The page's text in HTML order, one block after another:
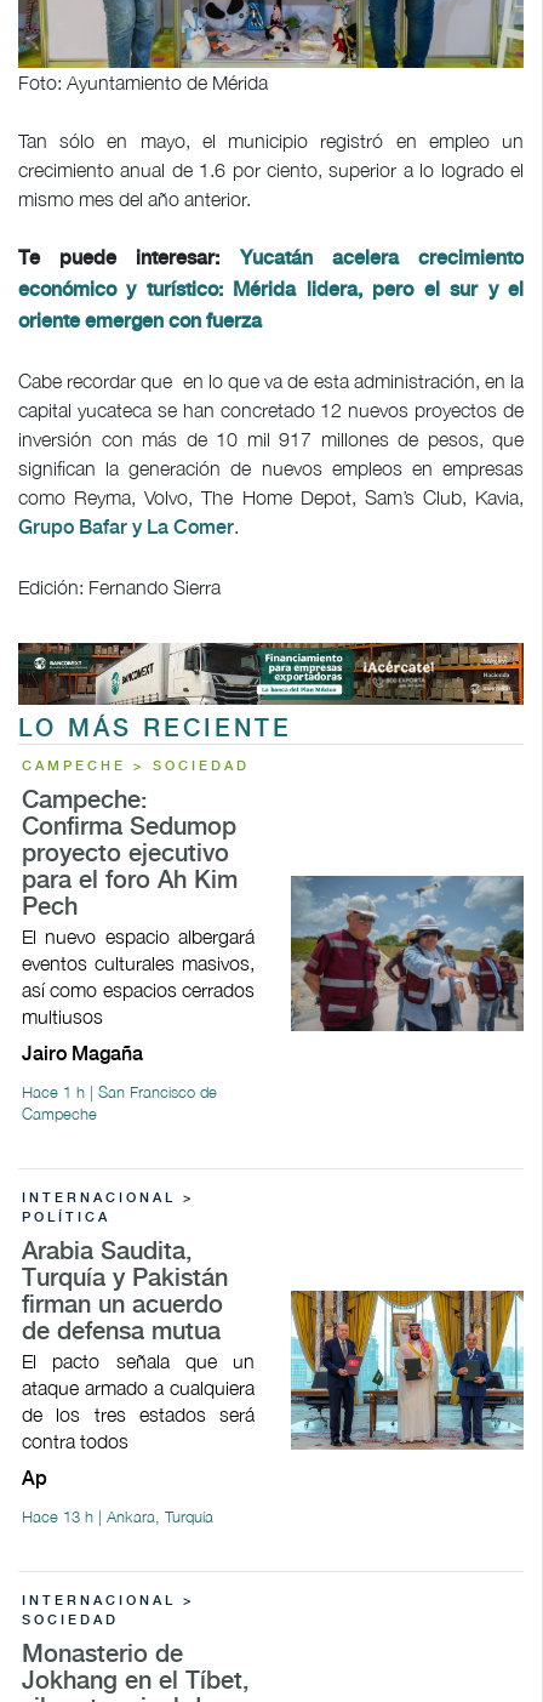
Foto: Ayuntamiento de Mérida
Tan sólo en mayo, el municipio registró en empleo un
crecimiento anual de 1.6 por ciento, superior a lo logrado el
mismo mes del año anterior.
Te puede interesar: Yucatán acelera crecimiento
económico y turístico: Mérida lidera, pero el sur y el
oriente emergen con fuerza
Cabe recordar que en lo que va de esta administración, en la
capital yucateca se han concretado 12 nuevos proyectos de
inversión con más de 10 mil 917 millones de pesos, que
significan la generación de nuevos empleos en empresas
como Reyma, Volvo, The Home Depot, Sam’s Club, Kavia,
Grupo Bafar y La Comer.
Edición: Fernando Sierra
LO MÁS RECIENTE
CAMPECHE > SOCIEDAD
Campeche:
Confirma Sedumop
proyecto ejecutivo
para el foro Ah Kim
Pech
El nuevo espacio albergará
eventos culturales masivos,
así como espacios cerrados
multiusos
Jairo Magaña
Hace 1 h | San Francisco de
Campeche
INTERNACIONAL >
POLÍTICA
Arabia Saudita,
Turquía y Pakistán
firman un acuerdo
de defensa mutua
El pacto señala que un
ataque armado a cualquiera
de los tres estados será
contra todos
Ap
Hace 13 h | Ankara, Turquía
INTERNACIONAL >
SOCIEDAD
Monasterio de
Jokhang en el Tíbet,